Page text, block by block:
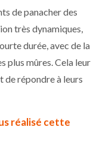
de panacher des
très dynamiques,
durée, avec de la
plus mûres. Cela leur
de répondre à leurs
réalisé cette